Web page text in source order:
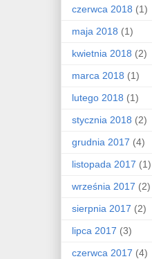
czerwca 2018 (1)
maja 2018 (1)
kwietnia 2018 (2)
marca 2018 (1)
lutego 2018 (1)
stycznia 2018 (2)
grudnia 2017 (4)
listopada 2017 (1)
września 2017 (2)
sierpnia 2017 (2)
lipca 2017 (3)
czerwca 2017 (4)